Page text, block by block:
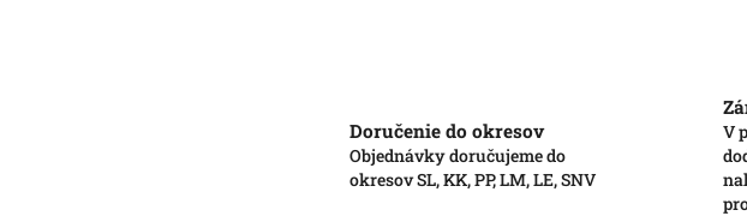
Doručenie do okresov
Objednávky doručujeme do
okresov SL, KK, PP, LM, LE, SNV
V